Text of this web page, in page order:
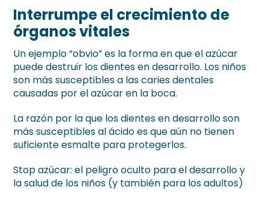
Interrumpe el crecimiento de
órganos vitales
Un ejemplo “obvio” es la forma en que el azúcar
puede destruir los dientes en desarrollo. Los niños
son más susceptibles a las caries dentales
causadas por el azúcar en la boca.
La razón por la que los dientes en desarrollo son
más susceptibles al ácido es que aún no tienen
suficiente esmalte para protegerlos.
Stop azúcar: el peligro oculto para el desarrollo y
la salud de los niños (y también para los adultos)